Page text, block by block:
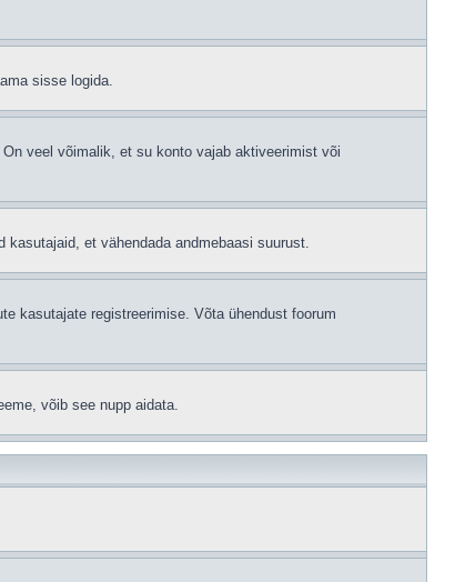
sisse logida.
veel võimalik, et su konto vajab aktiveerimist või
et vähendada andmebaasi suurust.
kasutajate registreerimise. Võta ühendust foorum
võib see nupp aidata.